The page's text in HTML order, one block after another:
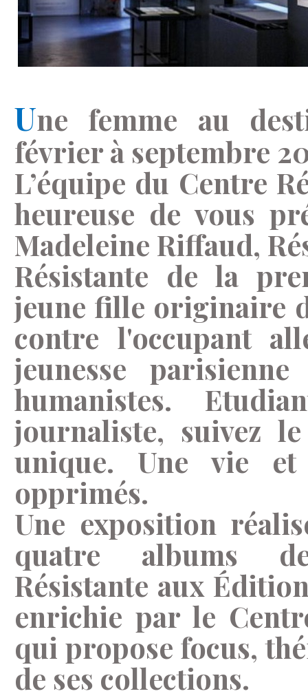
Une femme au
février à septembre
L’équipe du Centre
heureuse de vous
Madeleine Riffaud,
Résistante de la
jeune fille originaire
contre l'occupant
jeunesse
humanistes.
journaliste, suivez
unique. Une vie et
opprimés.
Une exposition
quatre albums de
Résistante aux
enrichie par le
qui propose focus,
de ses collections.